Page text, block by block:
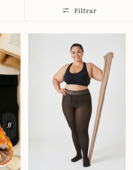
Filtrar